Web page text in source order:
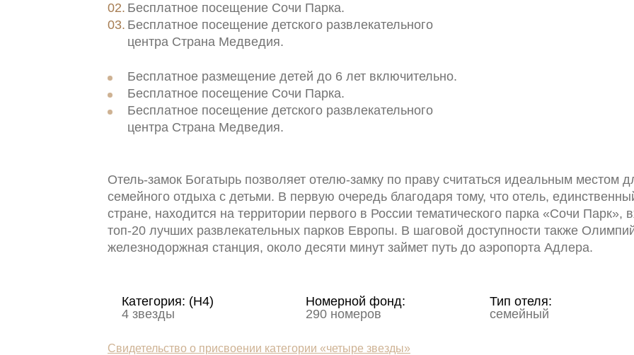
8 800 100 33 39
Бесплатное посещение Сочи Парка.
Бесплатное посещение детского развлекательного
центра Страна Медведия.
Бесплатное размещение детей до 6 лет включительно.
Бесплатное посещение Сочи Парка.
Бесплатное посещение детского развлекательного
центра Страна Медведия.
Отель-замок Богатырь позволяет отелю-замку по праву считаться идеальным местом
семейного отдыха с детьми. В первую очередь благодаря тому, что отель,
стране, находится на территории первого в России тематического парка «Сочи Парк»,
топ-20 лучших развлекательных парков Европы. В шаговой доступности также
железнодоржная станция, около десяти минут займет путь до аэропорта Адлера.
Категория: (H4)
4 звезды
Номерной фонд:
290 номеров
Тип отеля:
семейный
Свидетельство о присвоении категории «четыре звезды»